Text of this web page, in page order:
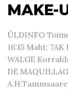
MAKE-
ÜLDINFO
16:15 Maht:
WALGE
DE